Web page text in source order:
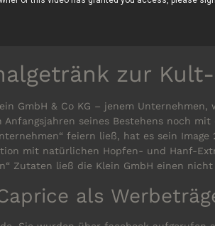
zur
GmbH & Co KG – jenem
seines Bestehens noch
feiern ließ, hat es sein
mit natürlichen Hopfen- und Hanf-
Zutaten ließ die Klein GmbH einen
als